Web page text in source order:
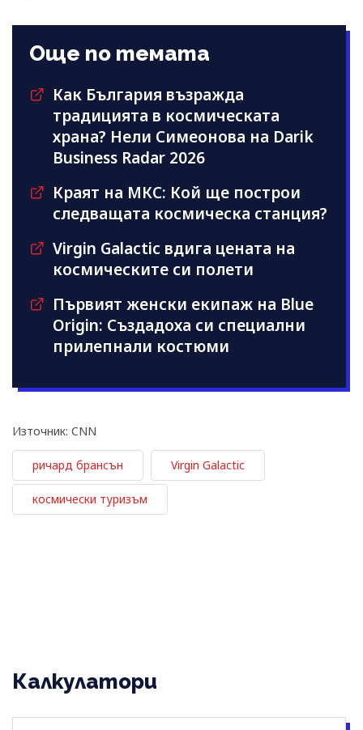
Още по темата
Как България възражда
традицията в космическата
храна? Нели Симеонова на Darik
Business Radar 2026
Краят на МКС: Кой ще построи
следващата космическа станция?
Virgin Galactic вдига цената на
космическите си полети
Първият женски екипаж на Blue
Origin: Създадоха си специални
прилепнали костюми
Източник: CNN
ричард брансън Virgin Galactic
космически туризъм
Калкулатори